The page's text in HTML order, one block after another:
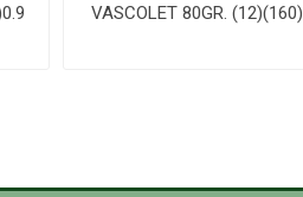
VASCOLET 80GR. (12)(160)